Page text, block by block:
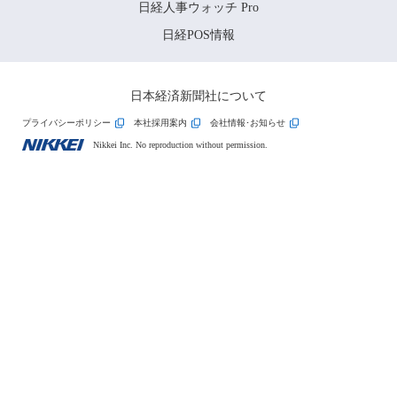
日経人事ウォッチ Pro
日経POS情報
日本経済新聞社について
プライバシーポリシー 本社採用案内 会社情報･お知らせ
Nikkei Inc. No reproduction without permission.